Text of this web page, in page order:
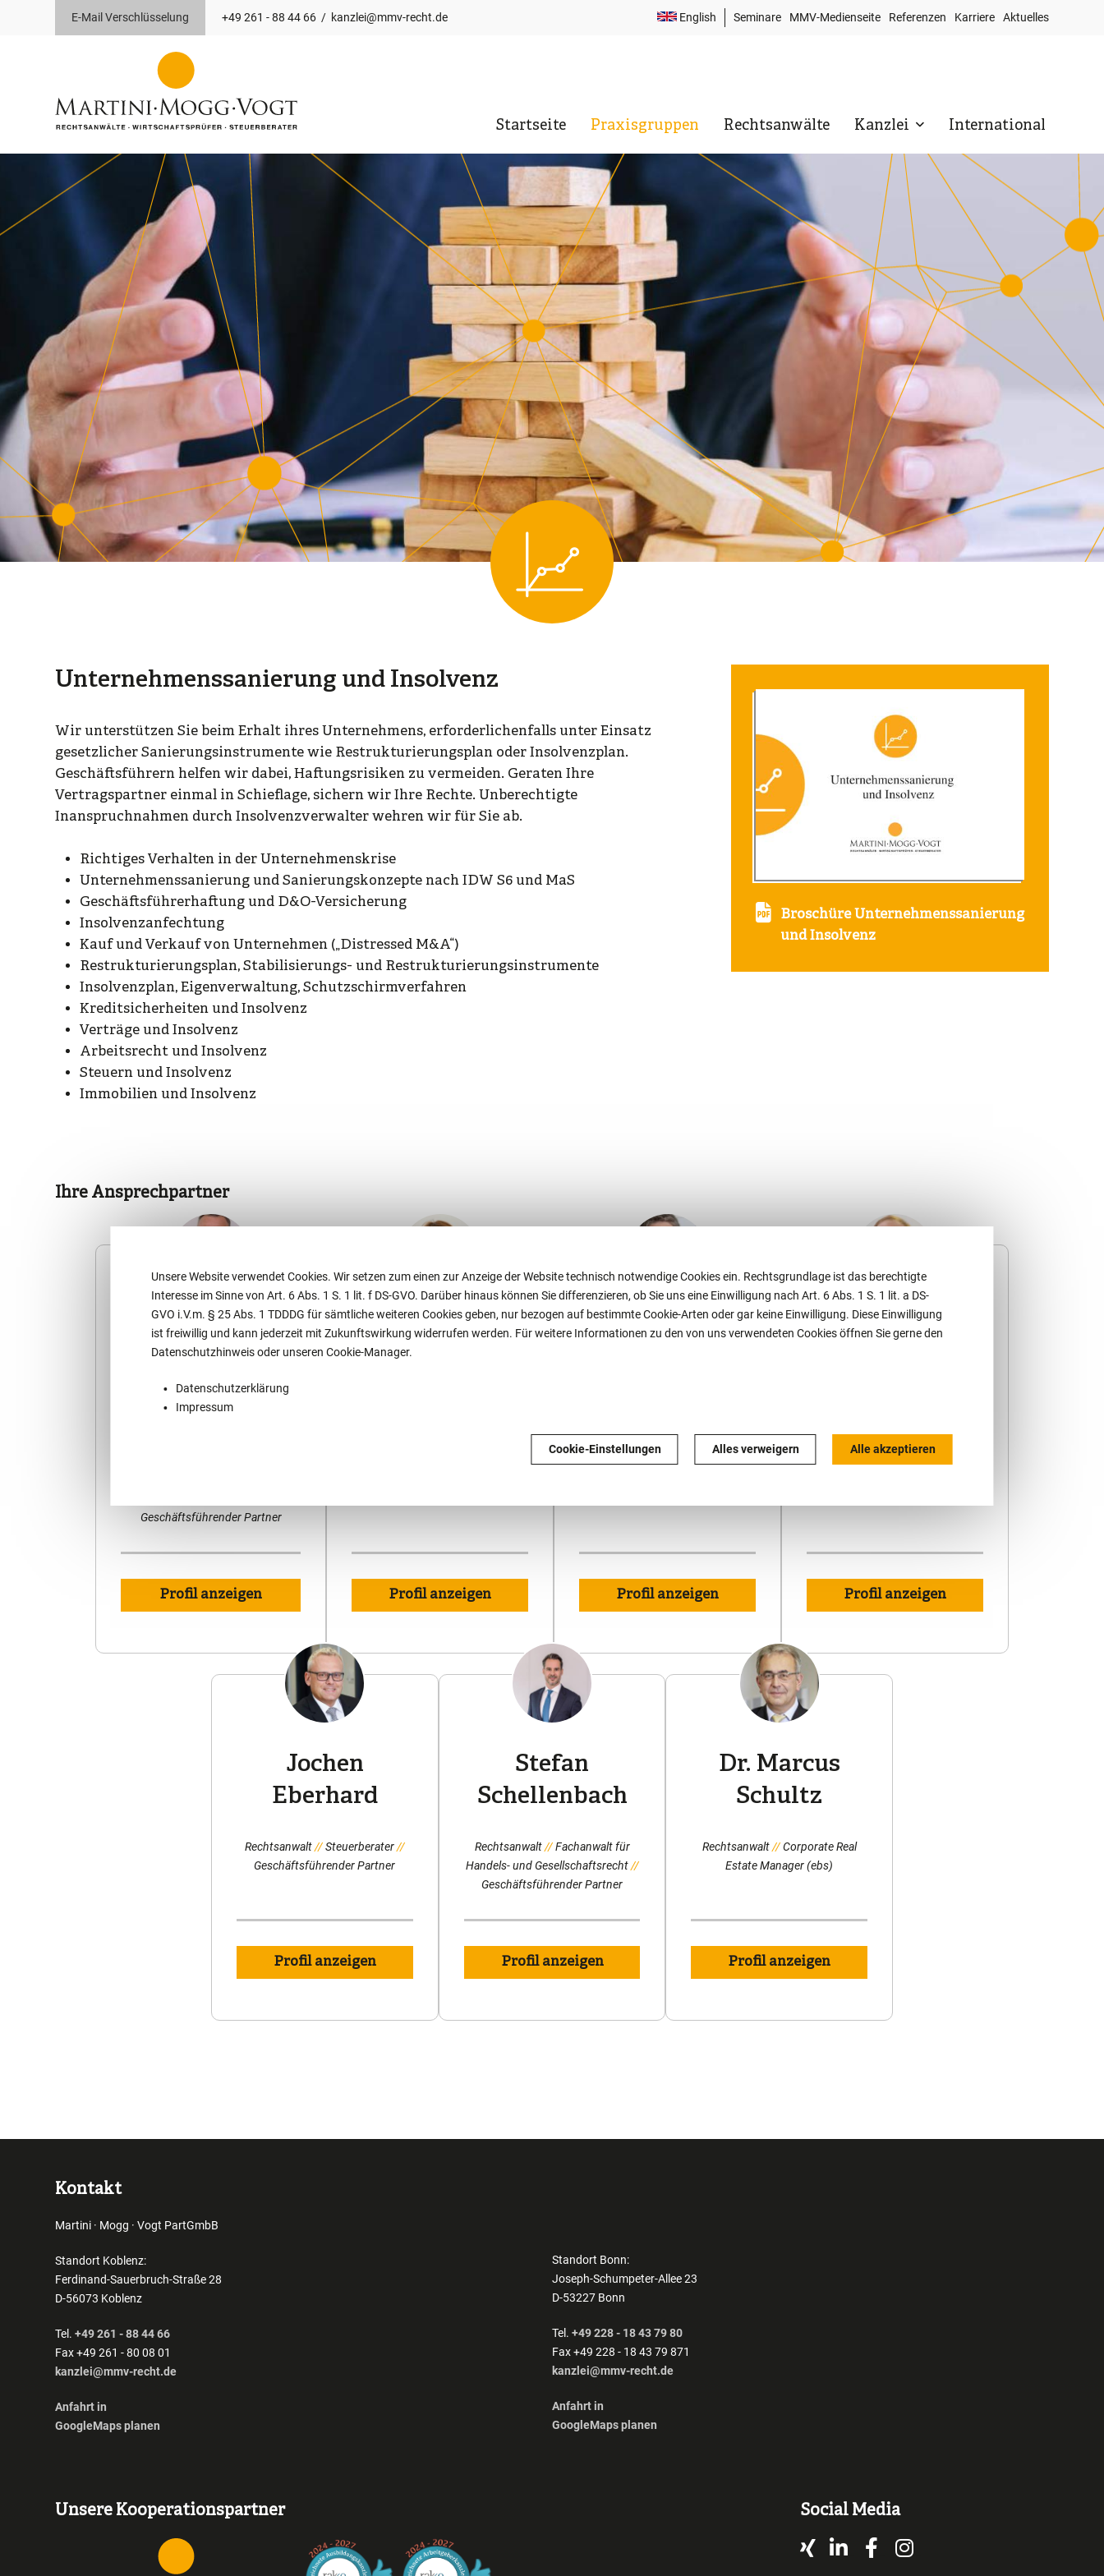
E-Mail Verschlüsselung +49 261 - 88 44 66 / kanzlei@mmv-recht.de English
Top
Seminare MMV-Medienseite Referenzen Karriere Aktuelles
Startseite Praxisgruppen Rechtsanwälte Kanzlei International
Unternehmenssanierung und Insolvenz
Wir unterstützen Sie beim Erhalt ihres Unternehmens, erforderlichenfalls unter Einsatz
gesetzlicher Sanierungsinstrumente wie Restrukturierungsplan oder Insolvenzplan.
Geschäftsführern helfen wir dabei, Haftungsrisiken zu vermeiden. Geraten Ihre
Vertragspartner einmal in Schieflage, sichern wir Ihre Rechte. Unberechtigte
Inanspruchnahmen durch Insolvenzverwalter wehren wir für Sie ab.
Richtiges Verhalten in der Unternehmenskrise
Unternehmenssanierung und Sanierungskonzepte nach IDW S6 und MaS
Geschäftsführerhaftung und D&O-Versicherung
Insolvenzanfechtung
Kauf und Verkauf von Unternehmen („Distressed M&A“)
Restrukturierungsplan, Stabilisierungs- und Restrukturierungsinstrumente
Insolvenzplan, Eigenverwaltung, Schutzschirmverfahren
Kreditsicherheiten und Insolvenz
Verträge und Insolvenz
Arbeitsrecht und Insolvenz
Steuern und Insolvenz
Immobilien und Insolvenz
Broschüre Unternehmenssanierung
und Insolvenz
Ihre Ansprechpartner
Dr. Arne Löser
Rechtsanwalt
Fachanwalt
für Handels- und Gesellschaftsrecht
Geschäftsführender Partner
Profil anzeigen
Dr. Heike
Thomas-Blex
Profil anzeigen
Georg Brenner
Lehrbeauftragter an der
Hochschule Trier
Profil anzeigen
Stephan Spies
Profil anzeigen
Jochen
Eberhard
Rechtsanwalt
Steuerberater
Geschäftsführender Partner
Profil anzeigen
Stefan
Schellenbach
Rechtsanwalt
Fachanwalt für
Handels- und Gesellschaftsrecht
Geschäftsführender Partner
Profil anzeigen
Dr. Marcus
Schultz
Rechtsanwalt
Corporate Real
Estate Manager (ebs)
Profil anzeigen
Kontakt
Martini · Mogg · Vogt PartGmbB
Standort Koblenz:
Ferdinand-Sauerbruch-Straße 28
D-56073 Koblenz
Tel.+49 261 - 88 44 66
Fax +49 261 - 80 08 01
kanzlei@mmv-recht.de
Anfahrt in
GoogleMaps planen
Standort Bonn:
Joseph-Schumpeter-Allee 23
D-53227 Bonn
Tel. +49 228 - 18 43 79 80
Fax +49 228 - 18 43 79 871
kanzlei@mmv-recht.de
Anfahrt in
GoogleMaps planen
Unsere Kooperationspartner Social Media
Unsere Website verwendet Cookies. Wir setzen zum einen zur Anzeige der Website technisch notwendige Cookies ein. Rechtsgrundlage ist das berechtigte
Interesse im Sinne von Art. 6 Abs. 1 S. 1 lit. f DS-GVO. Darüber hinaus können Sie differenzieren, ob Sie uns eine Einwilligung nach Art. 6 Abs. 1 S. 1 lit. a DS-
GVO i.V.m. § 25 Abs. 1 TDDDG für sämtliche weiteren Cookies geben, nur bezogen auf bestimmte Cookie-Arten oder gar keine Einwilligung. Diese Einwilligung
ist freiwillig und kann jederzeit mit Zukunftswirkung widerrufen werden. Für weitere Informationen zu den von uns verwendeten Cookies öffnen Sie gerne den
Datenschutzhinweis oder unseren Cookie-Manager.
Datenschutzerklärung
Impressum
Cookie-Einstellungen Alles verweigern Alle akzeptieren